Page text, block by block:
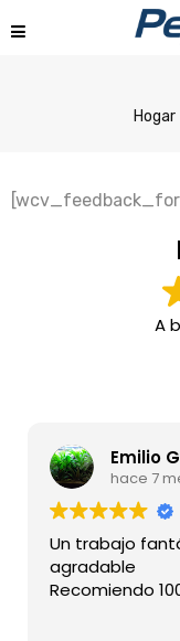
Hogar
A
Emilio
hace 7
Un trabajo
agradable
Recomiendo